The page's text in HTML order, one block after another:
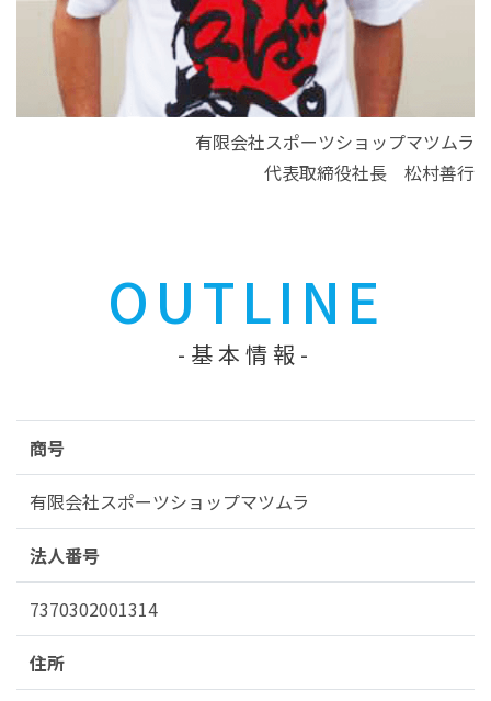
有限会社スポーツショップマツムラ
代表取締役社長 松村善行
OUTLINE
基本情報
商号
有限会社スポーツショップマツムラ
法人番号
7370302001314
住所